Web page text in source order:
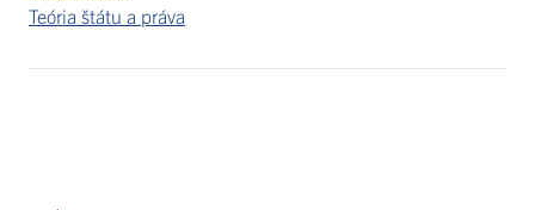
Teória štátu a práva